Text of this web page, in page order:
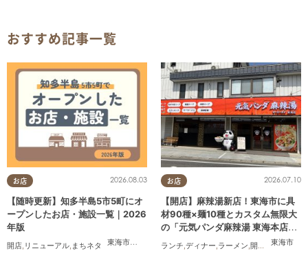
おすすめ記事一覧
お店
東海市大府市 知多市, 東浦町, 阿久比町 ,半田市 常滑市,武豊
2026.08.03
【随時更新】知多半島5市5町にオ
ープンしたお店・施設一覧｜2026
年版
開店, リニューアル, まちネタ
お店
東海市
2026.07.10
【開店】麻辣湯新店！東海市に具
材90種×麺10種とカスタム無限大
の「元気パンダ麻辣湯 東海本店」
ランチ,ディナー,ラーメン,開店 夫婦,カッ